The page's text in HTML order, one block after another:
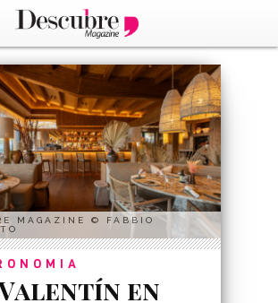
MAGAZINE © FABBIO
Valentín en